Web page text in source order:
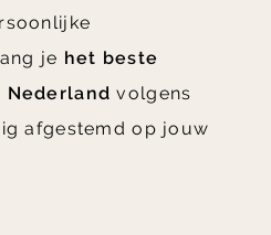
je het beste
Nederland volgens
afgestemd op jouw